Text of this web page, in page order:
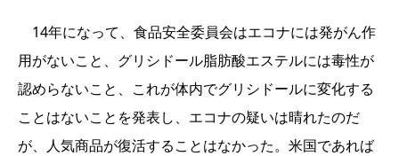
14年になって、食品安全委員会はエコナには発がん作
用がないこと、グリシドール脂肪酸エステルには毒性が
認めらないこと、これが体内でグリシドールに変化する
ことはないことを発表し、エコナの疑いは晴れたのだ
が、人気商品が復活することはなかった。米国であれば